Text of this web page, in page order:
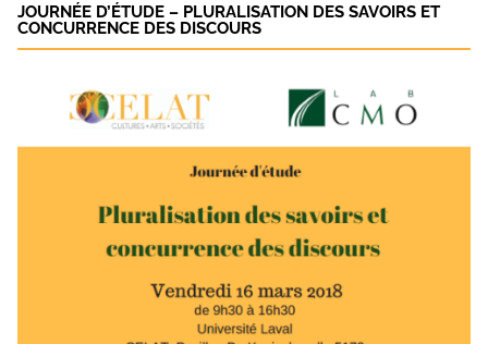
JOURNÉE D’ÉTUDE – PLURALISATION DES SAVOIRS ET
CONCURRENCE DES DISCOURS